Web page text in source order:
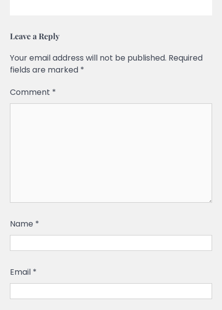
Leave a Reply
Your email address will not be published. Required
fields are marked *
Comment *
Name *
Email *